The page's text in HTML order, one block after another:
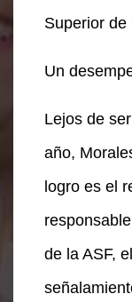
Superior de
Un
Lejos de
año,
logro es el
de la ASF,